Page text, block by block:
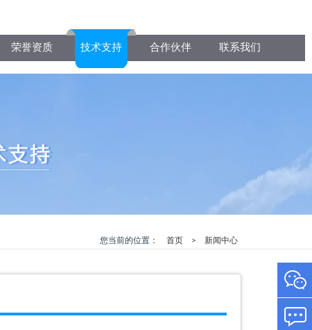
荣誉资质 技术支持 合作伙伴 联系我们
您当前的位置： 首页 > 新闻中心